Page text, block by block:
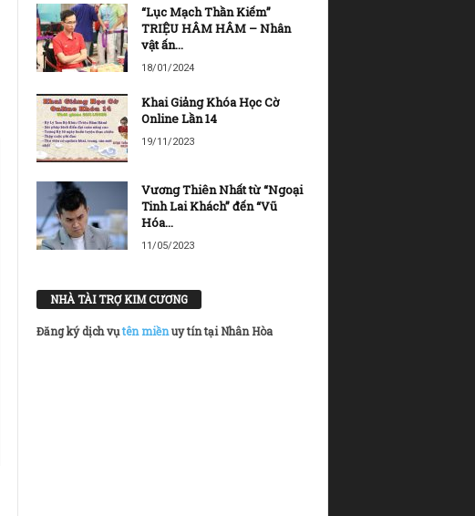
“Lục Mạch Thần Kiếm”
TRIỆU HÂM HÂM – Nhân
vật ấn...
18/01/2024
Khai Giảng Khóa Học Cờ
Online Lần 14
19/11/2023
Vương Thiên Nhất từ “Ngoại
Tinh Lai Khách” đến “Vũ
Hóa...
11/05/2023
NHÀ TÀI TRỢ KIM CƯƠNG
Đăng ký dịch vụtên miềnuy tín tại Nhân Hòa